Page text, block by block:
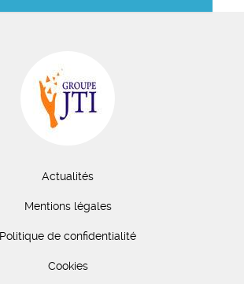
Actualités
Mentions légales
Politique de confidentialité
Cookies